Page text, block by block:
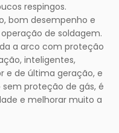
respingos.
bom desempenho e
de soldagem.
a arco com proteção
inteligentes,
e de última geração, e
proteção de gás, é
e melhorar muito a